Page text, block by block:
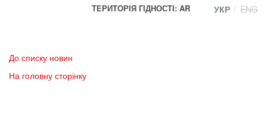
ТЕРИТОРІЯ ГІДНОСТІ: AR
УКР ENG
До списку новин
На головну сторінку